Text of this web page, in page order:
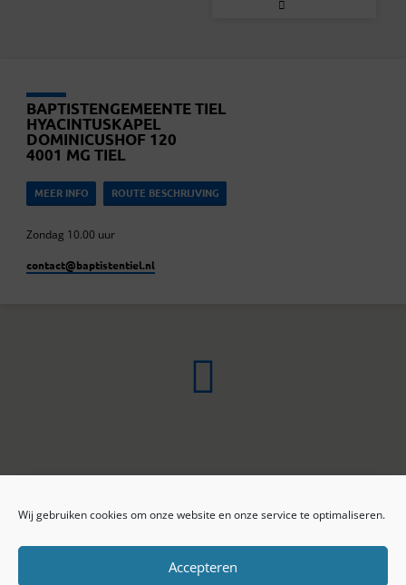
Wij gebruiken cookies om onze website en onze service te optimaliseren.
Accepteren
BAPTISTENGEMEENTE TIEL
HYACINTUSKAPEL
DOMINICUSHOF 120
4001 MG TIEL
MEER INFO ROUTE BESCHRIJVING
Zondag 10.00 uur
contact​@baptistentiel.nl
ONLINE ARCHIEF
Privacy beleid